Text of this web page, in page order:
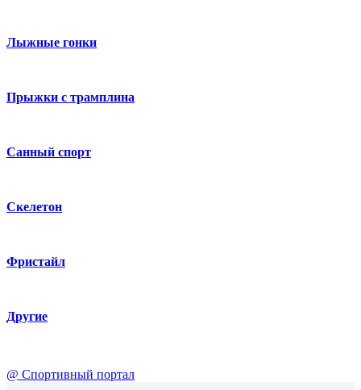
Лыжные гонки
Прыжки с трамплина
Санный спорт
Скелетон
Фристайл
Другие
@ Спортивный портал